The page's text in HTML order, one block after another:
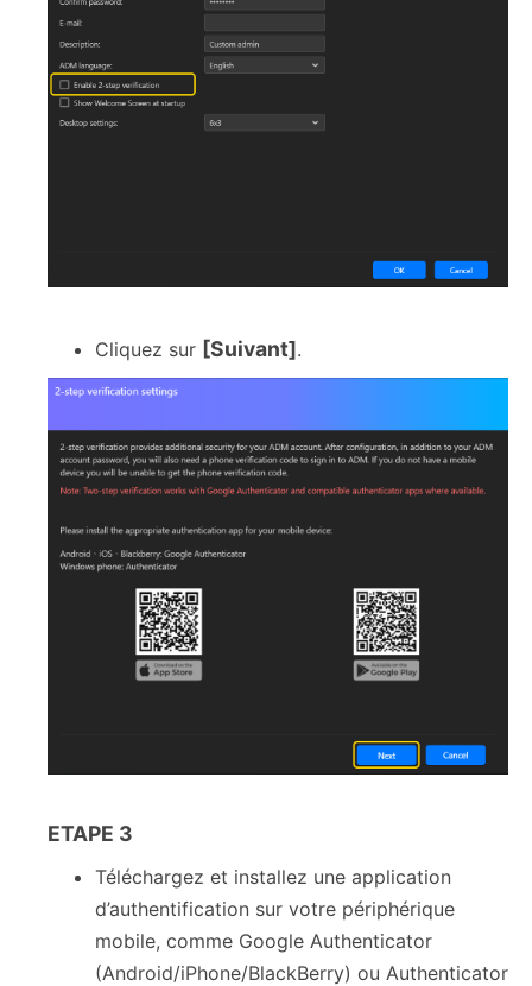
Cliquez sur [Suivant].
ETAPE 3
Téléchargez et installez une application
d’authentification sur votre périphérique
mobile, comme Google Authenticator
(Android/iPhone/BlackBerry) ou Authenticator